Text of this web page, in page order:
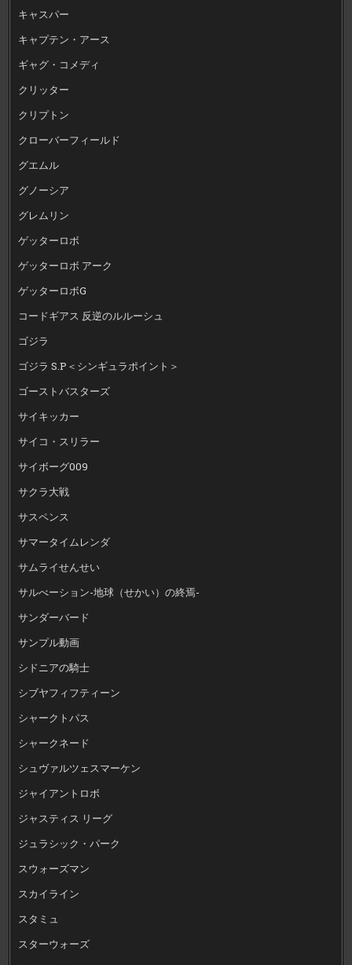
キャスパー
キャプテン・アース
ギャグ・コメディ
クリッター
クリプトン
クローバーフィールド
グエムル
グノーシア
グレムリン
ゲッターロボ
ゲッターロボ アーク
ゲッターロボG
コードギアス 反逆のルルーシュ
ゴジラ
ゴジラ S.P＜シンギュラポイント＞
ゴーストバスターズ
サイキッカー
サイコ・スリラー
サイボーグ009
サクラ大戦
サスペンス
サマータイムレンダ
サムライせんせい
サルべーション-地球（せかい）の終焉-
サンダーバード
サンプル動画
シドニアの騎士
シブヤフィフティーン
シャークトパス
シャークネード
シュヴァルツェスマーケン
ジャイアントロボ
ジャスティス リーグ
ジュラシック・パーク
スウォーズマン
スカイライン
スタミュ
スターウォーズ